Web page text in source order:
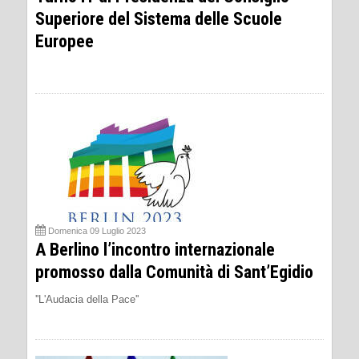
Superiore del Sistema delle Scuole
Europee
Domenica 09 Luglio 2023
A Berlino l’incontro internazionale
promosso dalla Comunità di Sant’Egidio
''L'Audacia della Pace''